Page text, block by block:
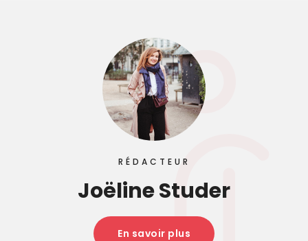
RÉDACTEUR
Joëline Studer
En savoir plus